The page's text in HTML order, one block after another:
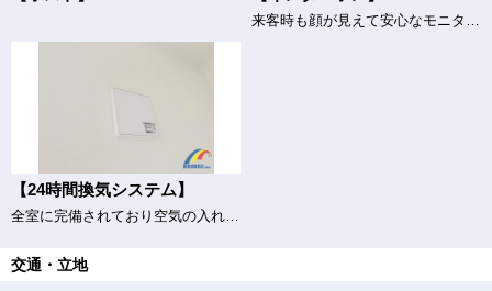
来客時も顔が見えて安心なモニター付きインターホン
【24時間換気システム】
全室に完備されており空気の入れ替えもバッチリ♪
交通・立地